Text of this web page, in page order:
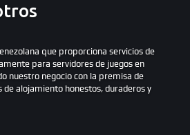
que proporciona servicios de
para servidores de juegos en
nuestro negocio con la premisa de
de alojamiento honestos, duraderos y